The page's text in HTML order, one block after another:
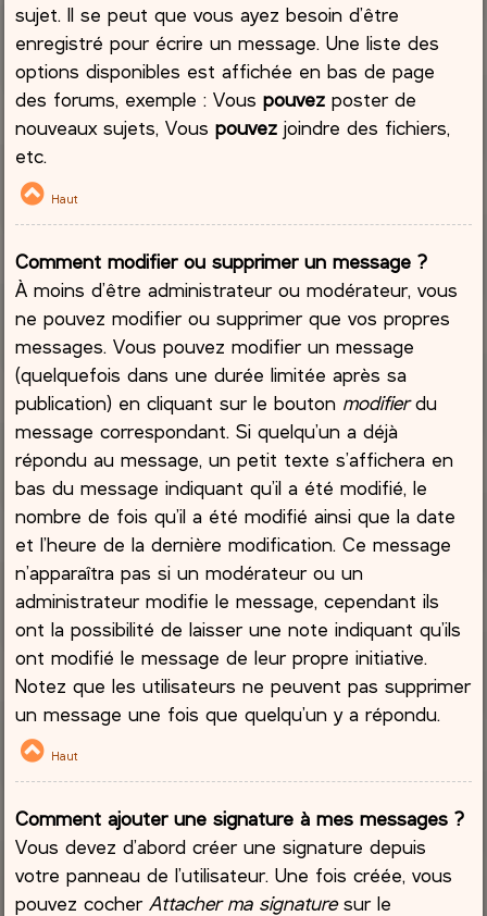
sujet. Il se peut que vous ayez besoin d’être
enregistré pour écrire un message. Une liste des
options disponibles est affichée en bas de page
des forums, exemple : Vouspouvez poster de
nouveaux sujets, Vouspouvez joindre des fichiers,
etc.
Haut
Comment modifier ou supprimer un message ?
À moins d’être administrateur ou modérateur, vous
ne pouvez modifier ou supprimer que vos propres
messages. Vous pouvez modifier un message
(quelquefois dans une durée limitée après sa
publication) en cliquant sur le bouton modifierdu
message correspondant. Si quelqu’un a déjà
répondu au message, un petit texte s’affichera en
bas du message indiquant qu’il a été modifié, le
nombre de fois qu’il a été modifié ainsi que la date
et l’heure de la dernière modification. Ce message
n’apparaîtra pas si un modérateur ou un
administrateur modifie le message, cependant ils
ont la possibilité de laisser une note indiquant qu’ils
ont modifié le message de leur propre initiative.
Notez que les utilisateurs ne peuvent pas supprimer
un message une fois que quelqu’un y a répondu.
Haut
Comment ajouter une signature à mes messages ?
Vous devez d’abord créer une signature depuis
votre panneau de l’utilisateur. Une fois créée, vous
pouvez cocherAttacher ma signaturesur le